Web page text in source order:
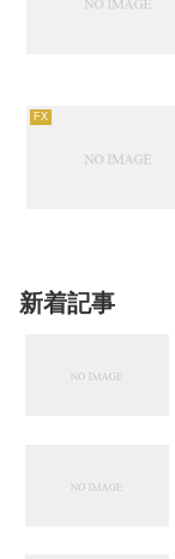
FX
新着記事